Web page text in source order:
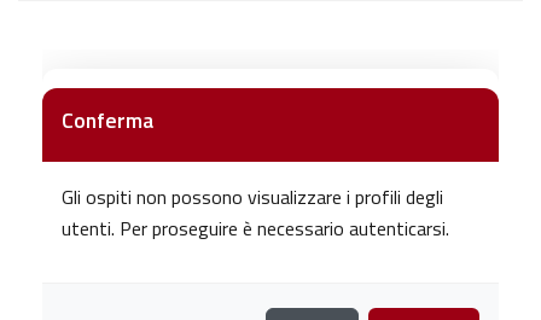
Conferma
Gli ospiti non possono visualizzare i profili degli
utenti. Per proseguire è necessario autenticarsi.